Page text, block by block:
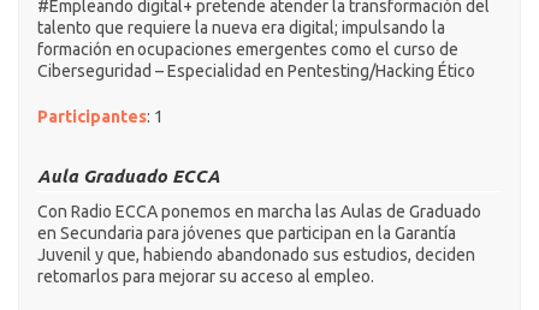
#Empleando digital+ pretende atender la transformación del
talento que requiere la nueva era digital; impulsando la
formación en ocupaciones emergentes como el curso de
Ciberseguridad – Especialidad en Pentesting/Hacking Ético
Participantes: 1
Aula Graduado ECCA
Con Radio ECCA ponemos en marcha las Aulas de Graduado
en Secundaria para jóvenes que participan en la Garantía
Juvenil y que, habiendo abandonado sus estudios, deciden
retomarlos para mejorar su acceso al empleo.